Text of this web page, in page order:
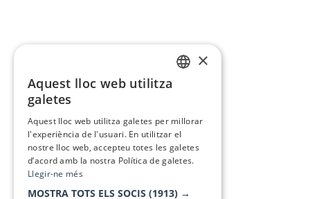
×
Aquest lloc web utilitza
galetes
Aquest lloc web utilitza galetes per millorar
l'experiència de l'usuari. En utilitzar el
nostre lloc web, accepteu totes les galetes
d’acord amb la nostra Política de galetes.
Llegir-ne més
MOSTRA TOTS ELS SOCIS (1913) →